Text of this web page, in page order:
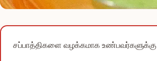
சப்பாத்திகளை வழக்கமாக